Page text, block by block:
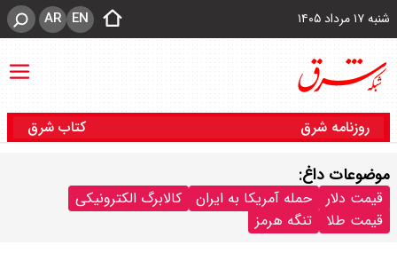
شنبه ۱۷ مرداد ۱۴۰۵ EN
AR
روزنامه شرق کتاب شرق
موضوعات داغ:
قیمت دلار حمله آمریکا به ایران
کالابرگ الکترونیکی
قیمت طلا
تنگه هرمز